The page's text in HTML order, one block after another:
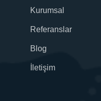
Kurumsal
Referanslar
Blog
İletişim